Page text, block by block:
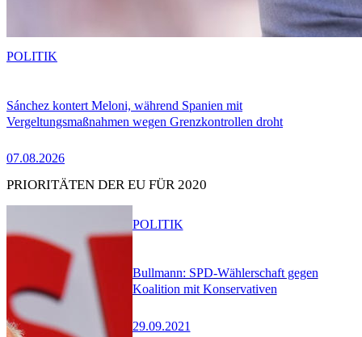
Sánchez kontert Meloni, während Spanien mit
Vergeltungsmaßnahmen wegen Grenzkontrollen droht
07.08.2026
POLITIK
PRIORITÄTEN DER EU FÜR 2020
Bullmann: SPD-Wählerschaft gegen
Koalition mit Konservativen
29.09.2021
POLITIK